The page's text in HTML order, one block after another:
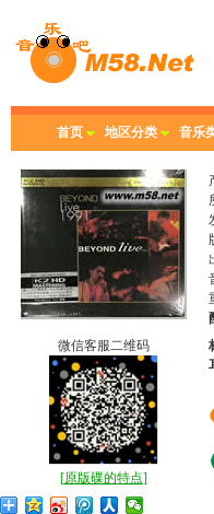
首页 地区分类 音乐
微信客服二维码
[原版碟的特点]